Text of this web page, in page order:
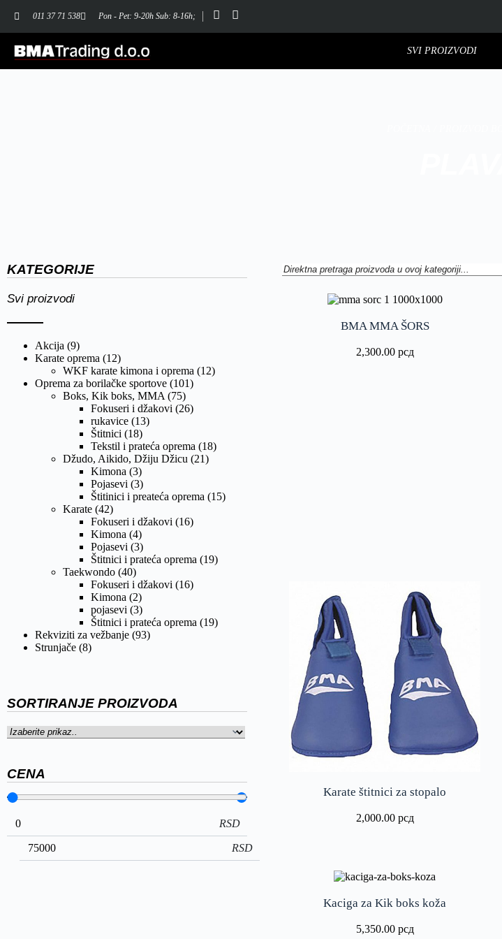
011 37 71 538 Pon - Pet: 9-20h Sub: 8-16h;
SVI PROIZVODI
KATEGORIJE
Svi proizvodi
Akcija (9)
Karate oprema (12)
WKF karate kimona i oprema (12)
Oprema za borilačke sportove (101)
Boks, Kik boks, MMA (75)
Fokuseri i džakovi (26)
rukavice (13)
Štitnici (18)
Tekstil i prateća oprema (18)
Džudo, Aikido, Džiju Džicu (21)
Kimona (3)
Pojasevi (3)
Štitinici i preateća oprema (15)
Karate (42)
Fokuseri i džakovi (16)
Kimona (4)
Pojasevi (3)
Štitnici i prateća oprema (19)
Taekwondo (40)
Fokuseri i džakovi (16)
Kimona (2)
pojasevi (3)
Štitnici i prateća oprema (19)
Rekviziti za vežbanje (93)
Strunjače (8)
SORTIRANJE PROIZVODA
CENA
RSD
RSD
BMA MMA ŠORS
2,300.00 рсд
Karate štitnici za stopalo
2,000.00 рсд
Kaciga za Kik boks koža
5,350.00 рсд